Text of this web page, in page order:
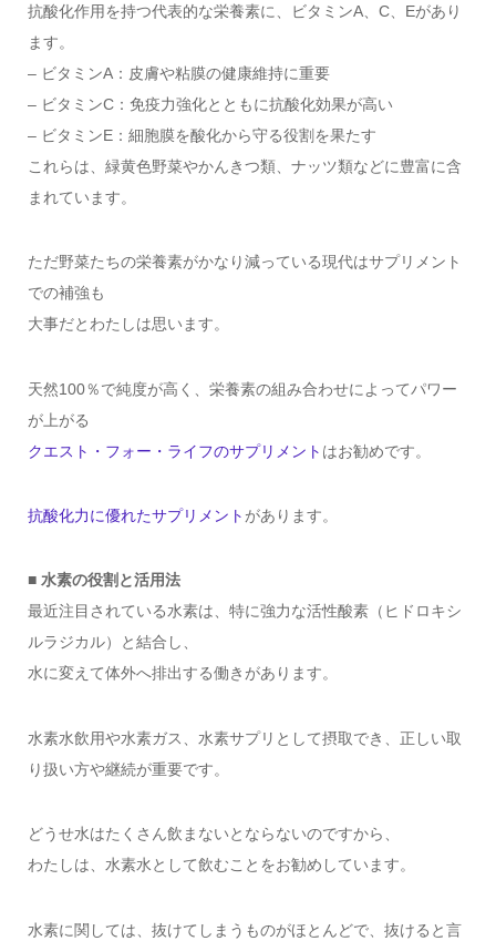
抗酸化作用を持つ代表的な栄養素に、ビタミンA、C、Eがあり
ます。
– ビタミンA：皮膚や粘膜の健康維持に重要
– ビタミンC：免疫力強化とともに抗酸化効果が高い
– ビタミンE：細胞膜を酸化から守る役割を果たす
これらは、緑黄色野菜やかんきつ類、ナッツ類などに豊富に含
まれています。
ただ野菜たちの栄養素がかなり減っている現代はサプリメント
での補強も
大事だとわたしは思います。
天然100％で純度が高く、栄養素の組み合わせによってパワー
が上がる
クエスト・フォー・ライフのサプリメント はお勧めです。
抗酸化力に優れたサプリメント があります。
■ 水素の役割と活用法
最近注目されている水素は、特に強力な活性酸素（ヒドロキシ
ルラジカル）と結合し、
水に変えて体外へ排出する働きがあります。
水素水飲用や水素ガス、水素サプリとして摂取でき、正しい取
り扱い方や継続が重要です。
どうせ水はたくさん飲まないとならないのですから、
わたしは、水素水として飲むことをお勧めしています。
水素に関しては、抜けてしまうものがほとんどで、抜けると言